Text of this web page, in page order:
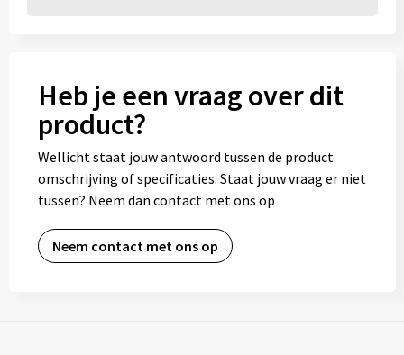
Heb je een vraag over dit
product?
Wellicht staat jouw antwoord tussen de product
omschrijving of specificaties. Staat jouw vraag er niet
tussen? Neem dan contact met ons op
Neem contact met ons op